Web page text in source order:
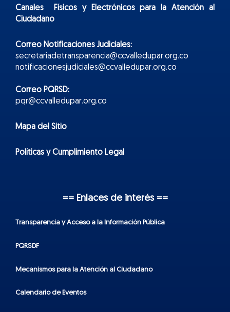
Canales Físicos yElectrónicospara la Atención al
Ciudadano
Correo Notificaciones Judiciales:
secretariadetransparencia@ccvalledupar.org.co
notificacionesjudiciales@ccvalledupar.org.co
Correo PQRSD:
pqr@ccvalledupar.org.co
Mapa del Sitio
Políticas y Cumplimiento Legal
== Enlaces de interés ==
Transparencia y Acceso a la Información Pública
PQRSDF
Mecanismos para la Atención al Ciudadano
Calendario de Eventos